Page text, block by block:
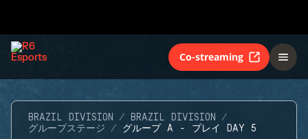
Co-streaming
BRAZIL DIVISION
BRAZIL DIVISION
グループステージ
グループ A - プレイ DAY 5